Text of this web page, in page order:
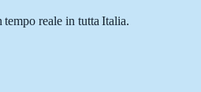
reale in tutta Italia.